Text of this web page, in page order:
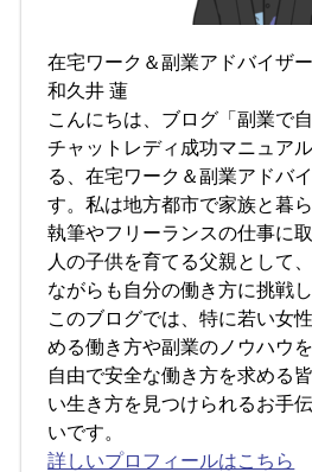
在宅ワーク＆副業アドバイザー
和久井 蓮
こんにちは、ブログ「副業で
チャットレディ成功マニュア
る、在宅ワーク＆副業アドバ
す。私は地方都市で家族と暮
執筆やフリーランスの仕事に
人の子供を育てる父親として
ながらも自分の働き方に挑戦
このブログでは、特に若い女
める働き方や副業のノウハウ
自由で安全な働き方を求める
い生き方を見つけられるお手
いです。
詳しいプロフィールはこちら